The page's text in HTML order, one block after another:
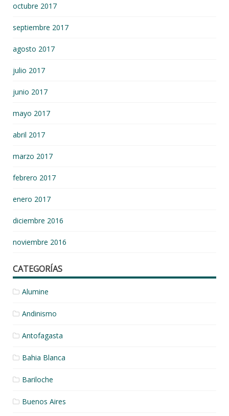
octubre 2017
septiembre 2017
agosto 2017
julio 2017
junio 2017
mayo 2017
abril 2017
marzo 2017
febrero 2017
enero 2017
diciembre 2016
noviembre 2016
CATEGORÍAS
Alumine
Andinismo
Antofagasta
Bahia Blanca
Bariloche
Buenos Aires